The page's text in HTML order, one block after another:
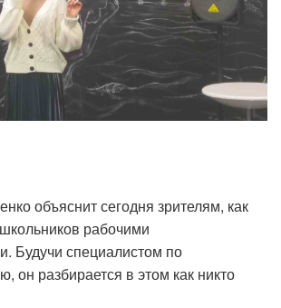
объяснит сегодня зрителям, как
рабочими
Будучи специалистом по
он разбирается в этом как никто